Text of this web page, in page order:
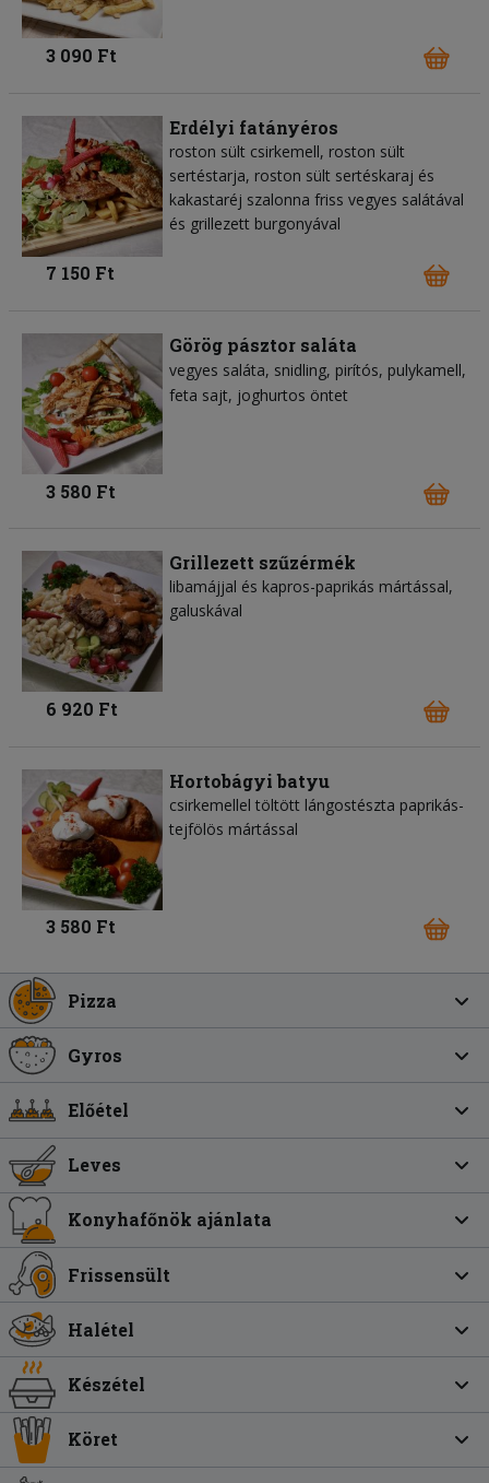
3 090 Ft
Erdélyi fatányéros
roston sült csirkemell, roston sült
sertéstarja, roston sült sertéskaraj és
kakastaréj szalonna friss vegyes salátával
és grillezett burgonyával
7 150 Ft
Görög pásztor saláta
vegyes saláta snidling pirítós pulykamell
feta sajt joghurtos öntet
3 580 Ft
Grillezett szűzérmék
libamájjal és kapros-paprikás mártással,
galuskával
6 920 Ft
Hortobágyi batyu
csirkemellel töltött lángostészta paprikás-
tejfölös mártással
3 580 Ft
Pizza
Gyros
Előétel
Leves
Konyhafőnök ajánlata
Frissensült
Halétel
Készétel
Köret